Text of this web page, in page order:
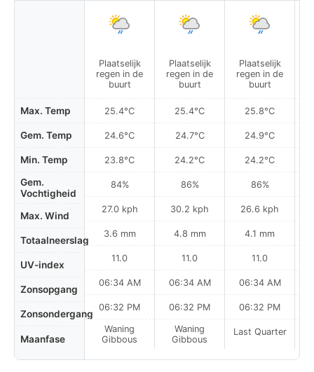
Max. Temp
Gem. Temp
Min. Temp
Gem.
Vochtigheid
Max. Wind
Totaalneerslag
UV-index
Zonsopgang
Zonsondergang
Maanfase
Plaatselijk
regen in de
buurt
25.4°C
24.6°C
23.8°C
84%
27.0 kph
3.6 mm
11.0
06:34 AM
06:32 PM
Waning
Gibbous
Plaatselijk
regen in de
buurt
25.4°C
24.7°C
24.2°C
86%
30.2 kph
4.8 mm
11.0
06:34 AM
06:32 PM
Waning
Gibbous
Plaatselijk
regen in de
buurt
25.8°C
24.9°C
24.2°C
86%
26.6 kph
4.1 mm
11.0
06:34 AM
06:32 PM
Last Quarter